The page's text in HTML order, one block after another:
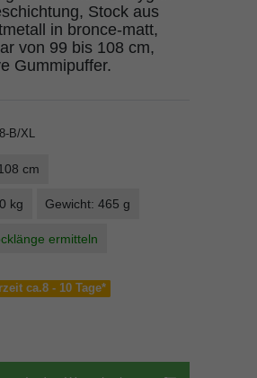
Stock aus
in bronce-matt,
von 99 bis 108 cm,
Gummipuffer.
B/XL
cm
kg Gewicht: 465 g
ermitteln
ca.8 - 10 Tage*